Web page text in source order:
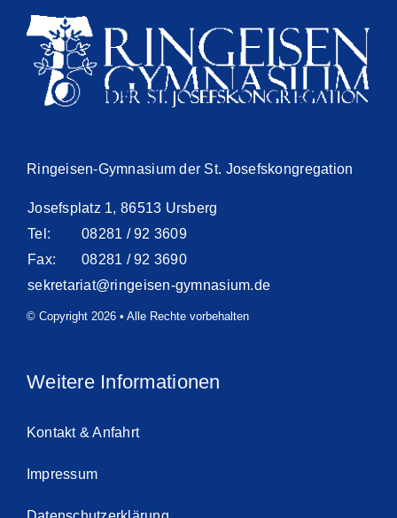
Ringeisen-Gymnasium der St. Josefskongregation
Josefsplatz 1, 86513 Ursberg
Tel:
08281 / 92 3609
Fax:
08281 / 92 3690
sekretariat@ringeisen-gymnasium.de
© Copyright 2026 • Alle Rechte vorbehalten
Weitere Informationen
Kontakt & Anfahrt
Impressum